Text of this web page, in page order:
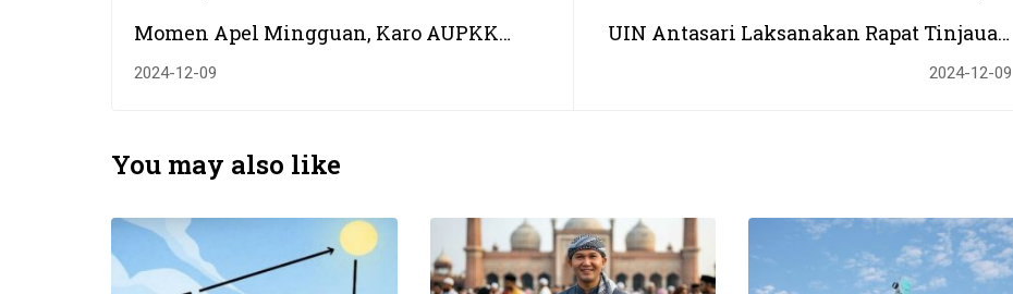
Momen Apel Mingguan, Karo AUPKK
Sampaikan Apel adalah Bagian Kewajiban
2024-12-09
UIN Antasari Laksanakan Rapat Tinjauan
Manajemen sebagai Evaluasi Kinerja
2024-12-09
You may also like